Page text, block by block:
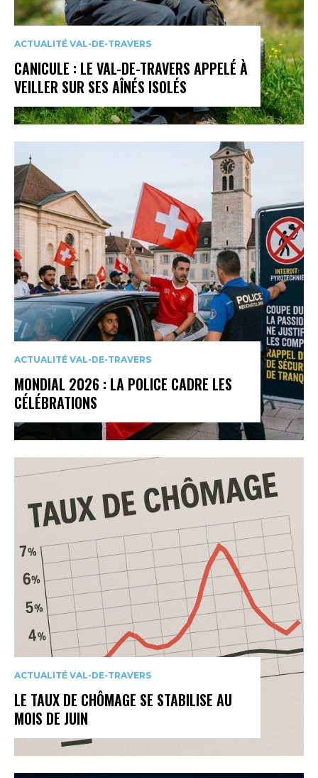
ACTUALITÉ VAL-DE-TRAVERS
CANICULE : LE VAL-DE-TRAVERS APPELÉ À
VEILLER SUR SES AÎNÉS ISOLÉS
ACTUALITÉ VAL-DE-TRAVERS
MONDIAL 2026 : LA POLICE CADRE LES
CÉLÉBRATIONS
ACTUALITÉ VAL-DE-TRAVERS
LE TAUX DE CHÔMAGE SE STABILISE AU
MOIS DE JUIN